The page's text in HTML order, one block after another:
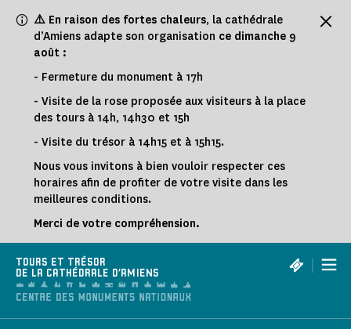
⚠️ En raison des fortes chaleurs, la cathédrale
d’Amiens adapte son organisation ce dimanche 9
août :
- Fermeture du monument à 17h
- Visite de la rose proposée aux visiteurs à la place
des tours à 14h, 14h30 et 15h
- Visite du trésor à 14h15 et à 15h15.
Nous vous invitons à bien vouloir respecter ces
horaires afin de profiter de votre visite dans les
meilleures conditions.
Merci de votre compréhension.
TOURS ET TRÉSOR
DE LA CATHÉDRALE D'AMIENS
|